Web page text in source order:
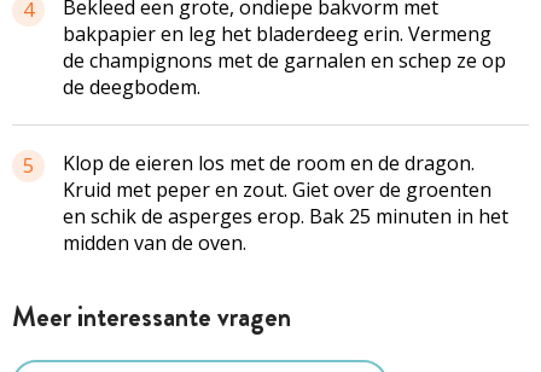
4
Bekleed een grote, ondiepe bakvorm met
bakpapier en leg het bladerdeeg erin. Vermeng
de champignons met de garnalen en schep ze op
de deegbodem.
5
Klop de eieren los met de room en de dragon.
Kruid met peper en zout. Giet over de groenten
en schik de asperges erop. Bak 25 minuten in het
midden van de oven.
Meer interessante vragen